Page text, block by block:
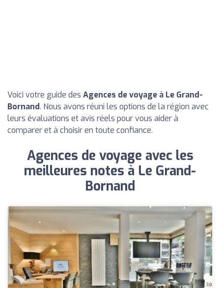
Voici votre guide des Agences de voyage à Le Grand-
Bornand. Nous avons réuni les options de la région avec
leurs évaluations et avis réels pour vous aider à
comparer et à choisir en toute confiance.
Agences de voyage avec les
meilleures notes à Le Grand-
Bornand